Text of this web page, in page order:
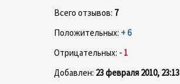
Всего отзывов: 7
Положительных: + 6
Отрицательных: - 1
Добавлен: 23 февраля 2010, 23:13